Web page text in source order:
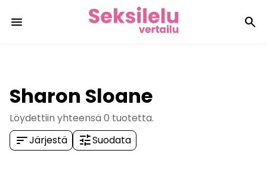
menu search
Sharon Sloane
Löydettiin yhteensä 0 tuotetta.
sortJärjestä tuneSuodata